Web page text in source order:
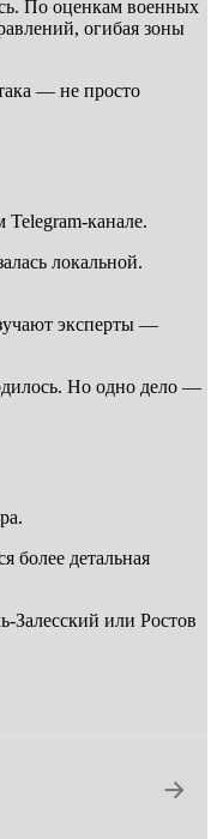
По оценкам военных
огибая зоны
— не просто
канале.
локальной.
эксперты —
Но одно дело —
детальная
Залесский или Ростов
→